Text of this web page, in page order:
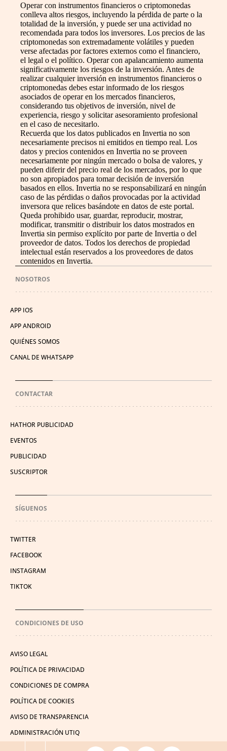
Operar con instrumentos financieros o criptomonedas
conlleva altos riesgos, incluyendo la pérdida de parte o la
totalidad de la inversión, y puede ser una actividad no
recomendada para todos los inversores. Los precios de las
criptomonedas son extremadamente volátiles y pueden
verse afectadas por factores externos como el financiero,
el legal o el político. Operar con apalancamiento aumenta
significativamente los riesgos de la inversión. Antes de
realizar cualquier inversión en instrumentos financieros o
criptomonedas debes estar informado de los riesgos
asociados de operar en los mercados financieros,
considerando tus objetivos de inversión, nivel de
experiencia, riesgo y solicitar asesoramiento profesional
en el caso de necesitarlo.
Recuerda que los datos publicados en Invertia no son
necesariamente precisos ni emitidos en tiempo real. Los
datos y precios contenidos en Invertia no se proveen
necesariamente por ningún mercado o bolsa de valores, y
pueden diferir del precio real de los mercados, por lo que
no son apropiados para tomar decisión de inversión
basados en ellos. Invertia no se responsabilizará en ningún
caso de las pérdidas o daños provocadas por la actividad
inversora que relices basándote en datos de este portal.
Queda prohibido usar, guardar, reproducir, mostrar,
modificar, transmitir o distribuir los datos mostrados en
Invertia sin permiso explícito por parte de Invertia o del
proveedor de datos. Todos los derechos de propiedad
intelectual están reservados a los proveedores de datos
contenidos en Invertia.
NOSOTROS
APP IOS
APP ANDROID
QUIÉNES SOMOS
CANAL DE WHATSAPP
CONTACTAR
HATHOR PUBLICIDAD
EVENTOS
PUBLICIDAD
SUSCRIPTOR
SÍGUENOS
TWITTER
FACEBOOK
INSTAGRAM
TIKTOK
CONDICIONES DE USO
AVISO LEGAL
POLÍTICA DE PRIVACIDAD
CONDICIONES DE COMPRA
POLÍTICA DE COOKIES
AVISO DE TRANSPARENCIA
ADMINISTRACIÓN UTIQ